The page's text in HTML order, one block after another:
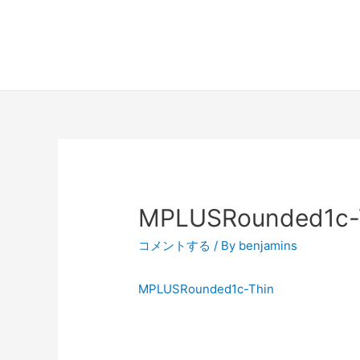
コメントする / By benjamins
MPLUSRounded1c-Thin